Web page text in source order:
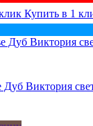
Купить в 1
Дуб Виктория